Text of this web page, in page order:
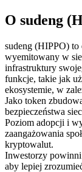
Kontrakty
Kontrakty
O sudeng
sudeng (HIPPO)
wyemitowany w
infrastruktury
funkcje, takie jak
ekosystemie, w
Jako token
bezpieczeństwa
Poziom adopcji i
zaangażowania
kryptowalut.
Inwestorzy powinni
aby lepiej